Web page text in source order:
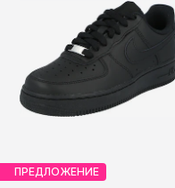
ПРЕДЛОЖЕНИЕ